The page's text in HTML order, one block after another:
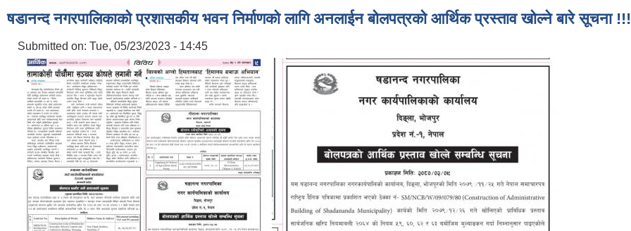
षडानन्द नगरपालिकाको प्रशासकीय भवन निर्माणको लागि अनलाईन बोलपत्रको आर्थिक प्रस्ताव खोल्ने बारे सूचना !!!
Submitted on: Tue, 05/23/2023 - 14:45